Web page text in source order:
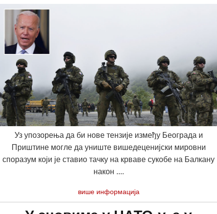
Уз упозорења да би нове тензије између Београда и
Приштине могле да униште вишедеценијски мировни
споразум који је ставио тачку на крваве сукобе на Балкану
након ....
више информација